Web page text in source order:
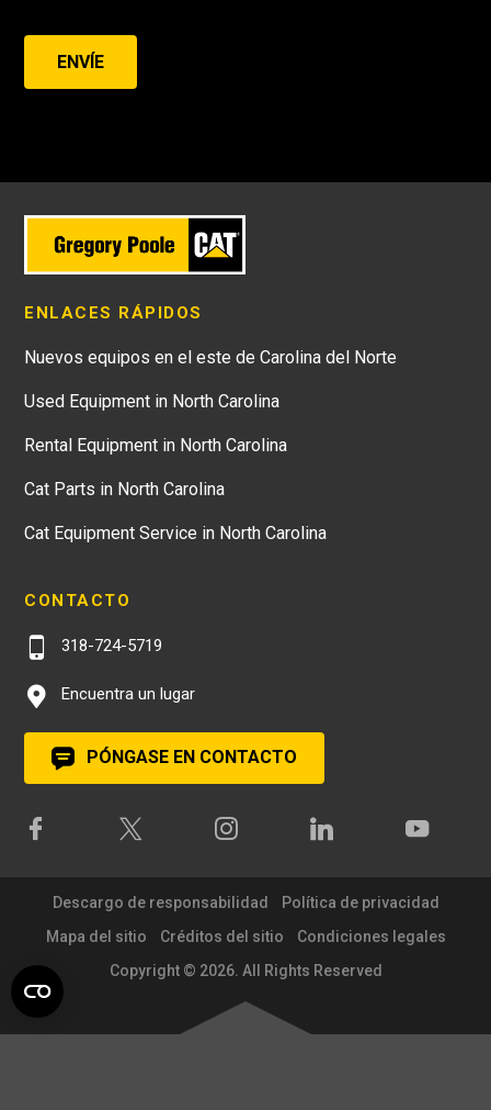
ENVÍE
ENLACES RÁPIDOS
Nuevos equipos en el este de Carolina del Norte
Used Equipment in North Carolina
Rental Equipment in North Carolina
Cat Parts in North Carolina
Cat Equipment Service in North Carolina
CONTACTO
318-724-5719
Encuentra un lugar
PÓNGASE EN CONTACTO
Descargo de responsabilidad
Política de privacidad
Mapa del sitio
Créditos del sitio
Condiciones legales
Copyright © 2026. All Rights Reserved